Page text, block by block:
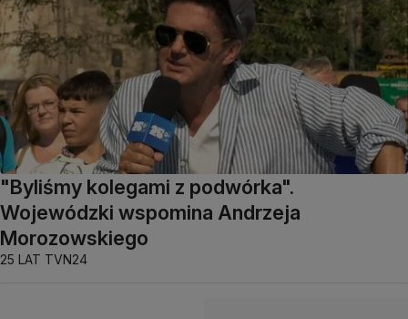
"Byliśmy kolegami z podwórka".
Wojewódzki wspomina Andrzeja
Morozowskiego
25 LAT TVN24